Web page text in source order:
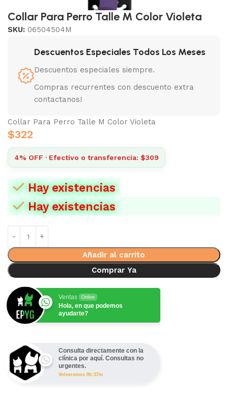
Collar Para Perro Talle M Color Violeta
SKU: 06504504M
Descuentos Especiales Todos Los Meses
Descuentos especiales siempre.
Compras recurrentes con descuento extra
contactanos!
Collar Para Perro Talle M Color Violeta
$322
4% OFF · Efectivo o transferencia: $309
Hay existencias
Hay existencias
Añadir al carrito
Comprar Ya
Ventas Online
Hola, en que podemos
ayudarte?
Consulta directamente con la
clínica por aquí. Consultas no
urgentes.
Volveremos 0h:37m